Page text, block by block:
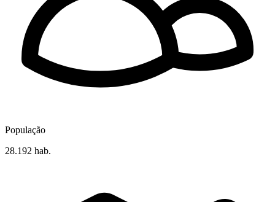
População
28.192 hab.